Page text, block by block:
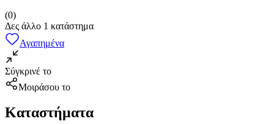
(0)
Δες άλλο 1 κατάστημα
Αγαπημένα
Σύγκρινέ το
Μοιράσου το
Καταστήματα